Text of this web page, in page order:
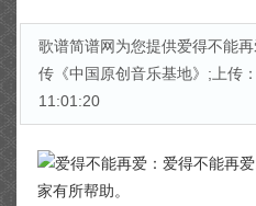
歌谱简谱网为您提供爱得不能
传《中国原创音乐基地》;上传
11:01:20
家有所帮助。